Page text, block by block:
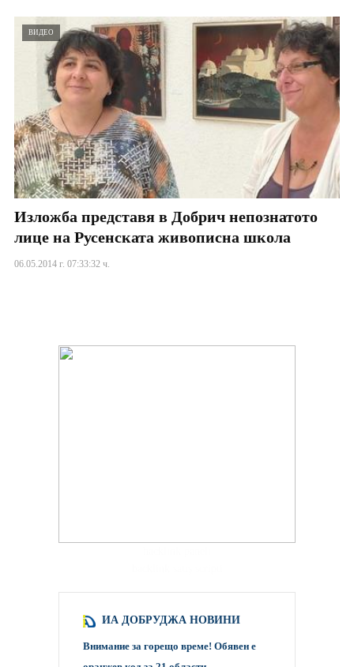
ВИДЕО
Изложба представя в Добрич непознатото
лице на Русенската живописна школа
06.05.2014 г. 07:33:32 ч.
ИА ДОБРУДЖА НОВИНИ
Внимание за горещо време! Обявен е